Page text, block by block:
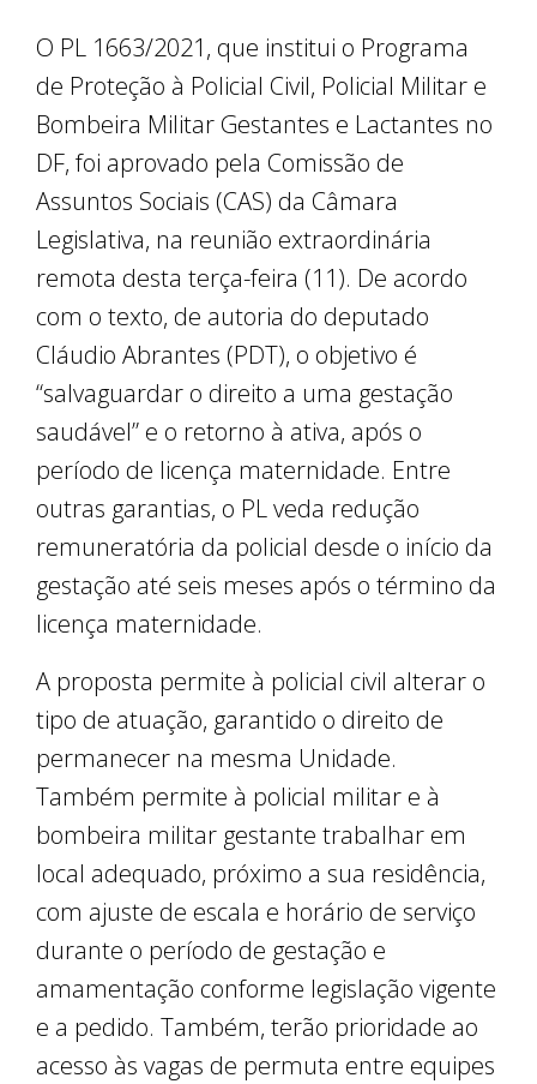
O PL 1663/2021, que institui o Programa
de Proteção à Policial Civil, Policial Militar e
Bombeira Militar Gestantes e Lactantes no
DF, foi aprovado pela Comissão de
Assuntos Sociais (CAS) da Câmara
Legislativa, na reunião extraordinária
remota desta terça-feira (11). De acordo
com o texto, de autoria do deputado
Cláudio Abrantes (PDT), o objetivo é
“salvaguardar o direito a uma gestação
saudável” e o retorno à ativa, após o
período de licença maternidade. Entre
outras garantias, o PL veda redução
remuneratória da policial desde o início da
gestação até seis meses após o término da
licença maternidade.
A proposta permite à policial civil alterar o
tipo de atuação, garantido o direito de
permanecer na mesma Unidade.
Também permite à policial militar e à
bombeira militar gestante trabalhar em
local adequado, próximo a sua residência,
com ajuste de escala e horário de serviço
durante o período de gestação e
amamentação conforme legislação vigente
e a pedido. Também, terão prioridade ao
acesso às vagas de permuta entre equipes